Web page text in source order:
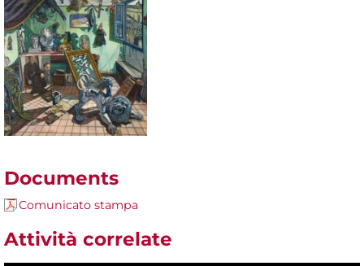
Documents
Comunicato stampa
Attività correlate